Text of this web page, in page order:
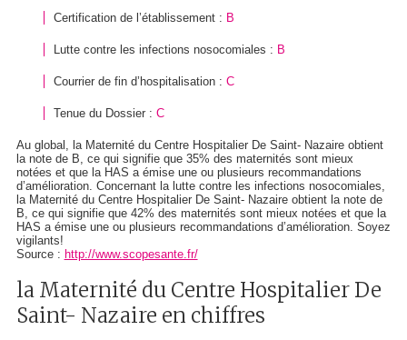
Certification de l’établissement : B
Lutte contre les infections nosocomiales : B
Courrier de fin d’hospitalisation : C
Tenue du Dossier : C
Au global, la Maternité du Centre Hospitalier De Saint- Nazaire obtient
la note de B, ce qui signifie que 35% des maternités sont mieux
notées et que la HAS a émise une ou plusieurs recommandations
d’amélioration. Concernant la lutte contre les infections nosocomiales,
la Maternité du Centre Hospitalier De Saint- Nazaire obtient la note de
B, ce qui signifie que 42% des maternités sont mieux notées et que la
HAS a émise une ou plusieurs recommandations d’amélioration. Soyez
vigilants!
Source : http://www.scopesante.fr/
la Maternité du Centre Hospitalier De
Saint- Nazaire en chiffres